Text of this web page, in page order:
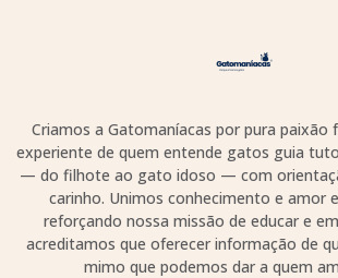
Criamos a Gatomaníacas por pura paixão
experiente de quem entende gatos guia
— do filhote ao gato idoso — com
carinho. Unimos conhecimento e amor
reforçando nossa missão de educar e
acreditamos que oferecer informação de
mimo que podemos dar a quem